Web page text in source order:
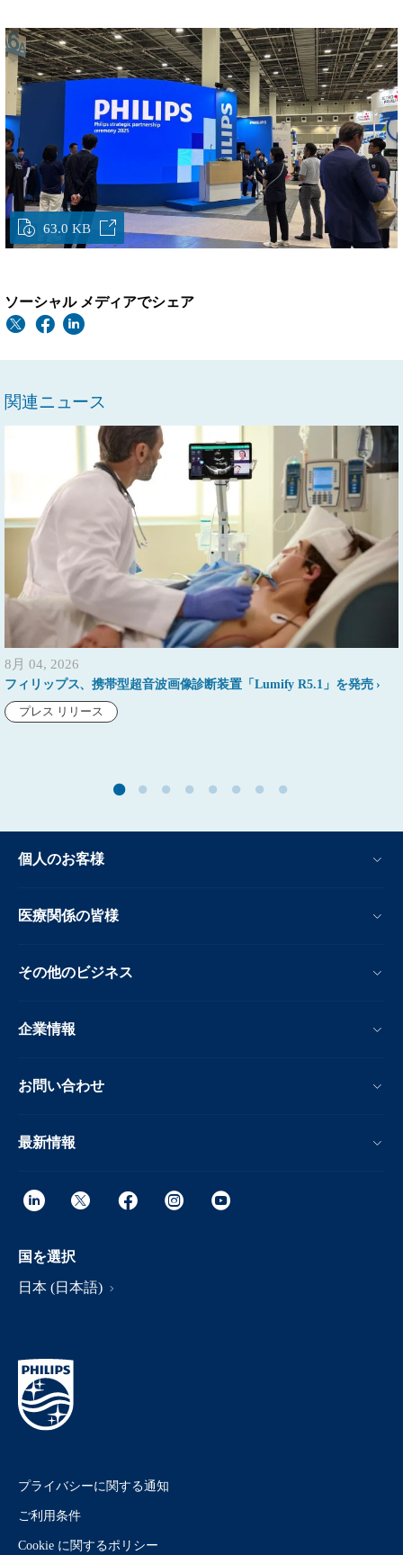
63.0 KB
ソーシャル メディアでシェア
関連ニュース
8月 04, 2026
フィリップス、携帯型超音波画像診断装置「Lumify R5.1」を発売
プレス リリース
個人のお客様
医療関係の皆様
その他のビジネス
企業情報
お問い合わせ
最新情報
国を選択
日本 (日本語)
プライバシーに関する通知
ご利用条件
Cookie に関するポリシー